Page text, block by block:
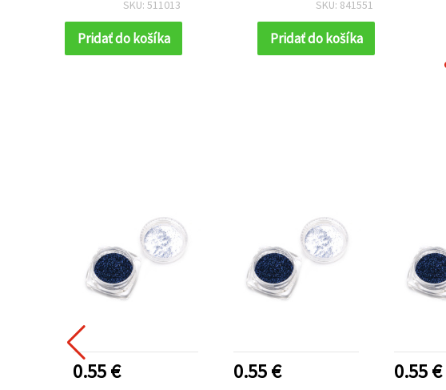
SKU: 511013
Pridať do košíka
SKU: 841551
Pridať do košíka
0.55 € 0.55 € 0.55 €